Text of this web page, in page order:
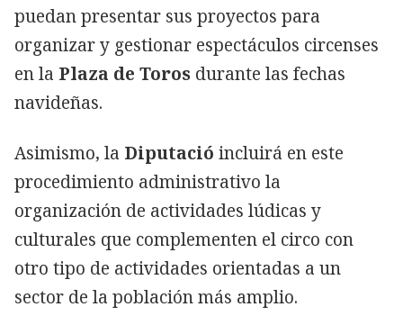
puedan presentar sus proyectos para
organizar y gestionar espectáculos circenses
en la Plaza de Toros durante las fechas
navideñas.
Asimismo, la Diputació incluirá en este
procedimiento administrativo la
organización de actividades lúdicas y
culturales que complementen el circo con
otro tipo de actividades orientadas a un
sector de la población más amplio.